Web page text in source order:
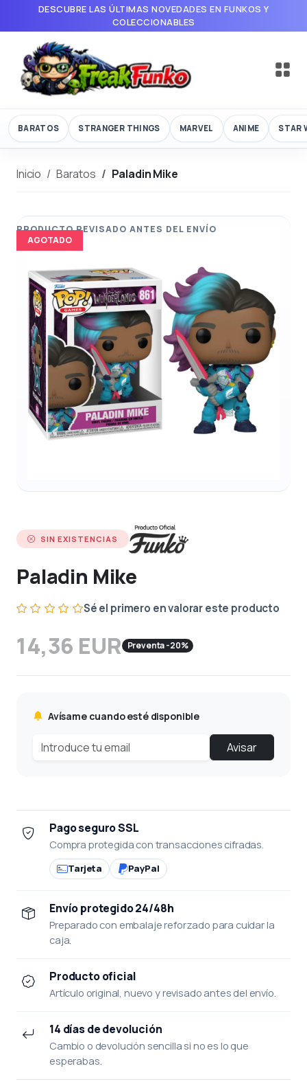
DESCUBRE LAS ÚLTIMAS NOVEDADES EN FUNKOS Y
COLECCIONABLES
BARATOS STRANGER THINGS MARVEL ANIME STAR
Inicio Baratos Paladin Mike
AGOTADO
SIN EXISTENCIAS
Paladin Mike
Sé el primero en valorar este producto
14,36 EUR Preventa -20%
Avísame cuando esté disponible
Avisar
Pago seguro SSL
Compra protegida con transacciones cifradas.
Tarjeta PayPal
Envío protegido 24/48h
Preparado con embalaje reforzado para cuidar la
caja.
Producto oficial
Artículo original, nuevo y revisado antes del envío.
14 días de devolución
Cambio o devolución sencilla si no es lo que
esperabas.